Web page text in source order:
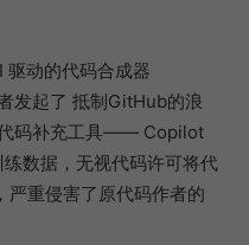
动的代码合成器
发起了 抵制GitHub的浪
码补充工具—— Copilot
数据，无视代码许可将代
严重侵害了原代码作者的